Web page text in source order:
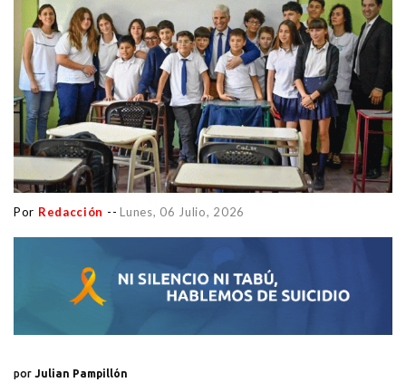
Por Redacción -- Lunes, 06 Julio, 2026
por Julian Pampillón